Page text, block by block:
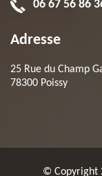
06 67 56 86
Adresse
25 Rue du Champ
78300 Poissy
© Copyright